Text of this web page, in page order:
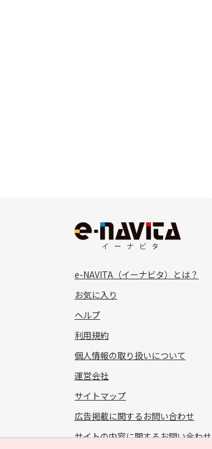
e-NAVITA（イーナビタ）とは？
お気に入り
ヘルプ
利用規約
個人情報の取り扱いについて
運営会社
サイトマップ
広告掲載に関するお問い合わせ
サイトの内容に関するお問い合わせ